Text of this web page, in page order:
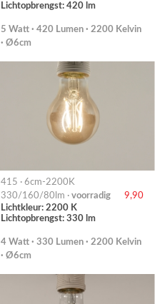
Lichtopbrengst: 420 lm
5 Watt · 420 Lumen · 2200 Kelvin
· Ø6cm
415 · 6cm-2200K
330/160/80lm · voorradig
9,90
Lichtkleur: 2200 K
Lichtopbrengst: 330 lm
4 Watt · 330 Lumen · 2200 Kelvin
· Ø6cm